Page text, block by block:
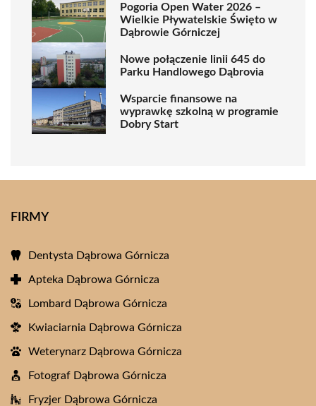
Pogoria Open Water 2026 –
Wielkie Pływatelskie Święto w
Dąbrowie Górniczej
Nowe połączenie linii 645 do
Parku Handlowego Dąbrovia
Wsparcie finansowe na
wyprawkę szkolną w programie
Dobry Start
FIRMY
Dentysta Dąbrowa Górnicza
Apteka Dąbrowa Górnicza
Lombard Dąbrowa Górnicza
Kwiaciarnia Dąbrowa Górnicza
Weterynarz Dąbrowa Górnicza
Fotograf Dąbrowa Górnicza
Fryzjer Dąbrowa Górnicza